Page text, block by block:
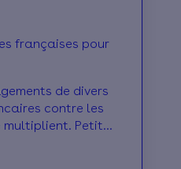
françaises pour
de divers
contre les
multiplient. Petit
qui a